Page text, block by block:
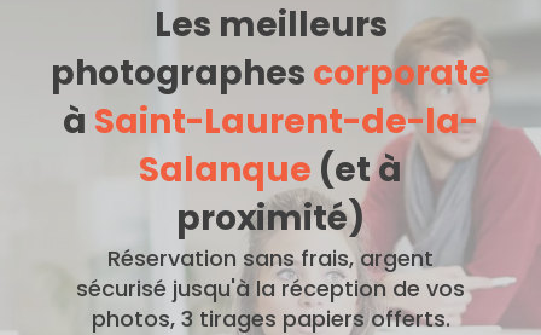
Les meilleurs
photographes corporate
à Saint-Laurent-de-la-
Salanque (et à
proximité)
Réservation sans frais, argent
sécurisé jusqu'à la réception de vos
photos, 3 tirages papiers offerts.